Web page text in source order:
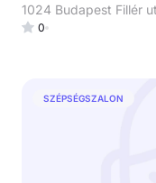
1024 Budapest Fillér
0
SZÉPSÉGSZALON